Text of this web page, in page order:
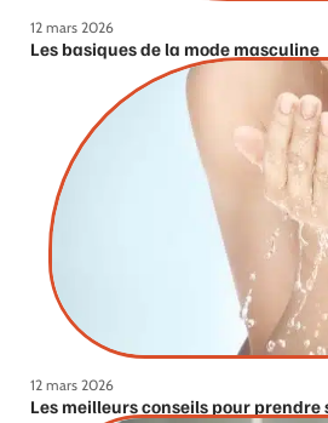
12 mars 2026
Les basiques de la mode masculine
12 mars 2026
Les meilleurs conseils pour prendre